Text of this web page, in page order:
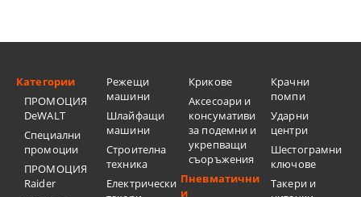
Категории
ПРОМОЦИЯ
DeWALT
Специални
промоции
ПРОМОЦИЯ
Raider
Режещи
машини
Шлайфащи
машини
Строителна
техника
Електрически
Крикове
Аксесоари и
консумативи
за подемни и
укрепващи
съоръжения
Пневматични
и
Крачни
помпи
Ударни
центри
Шестограмни
ключове
Такери и